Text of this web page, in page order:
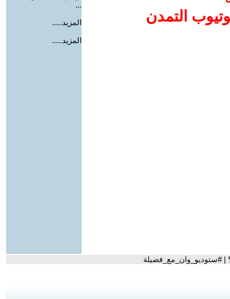
التمدن
...
المزيد.....
المزيد.....
| #ستوديو_وان_مع_فضيلة